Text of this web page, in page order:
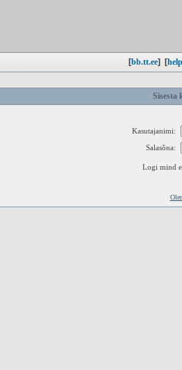
[bb.tt.ee] [
Sisesta
Kasutajanimi:
Salasõna:
Logi mind